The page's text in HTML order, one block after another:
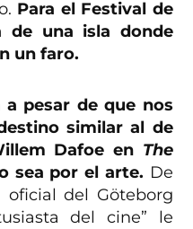
Para el Festival de
de una isla donde
un faro.
a pesar de que nos
similar al de
Dafoe en The
sea por el arte. De
del Göteborg
del cine” le